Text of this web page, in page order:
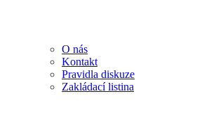
O nás
Kontakt
Pravidla diskuze
Zakládací listina